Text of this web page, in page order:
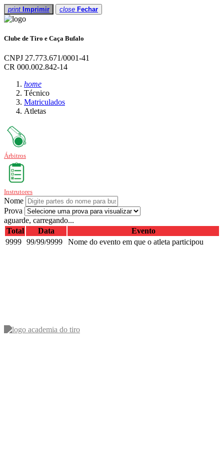
print Imprimir close Fechar
Clube de Tiro e Caça Bufalo
CNPJ 27.773.671/0001-41
CR 000.002.842-14
home
Técnico
Matriculados
Atletas
Árbitros
Instrutores
Nome
Prova
aguarde, carregando...
Total
Data
Evento
9999 99/99/9999 Nome do evento em que o atleta participou